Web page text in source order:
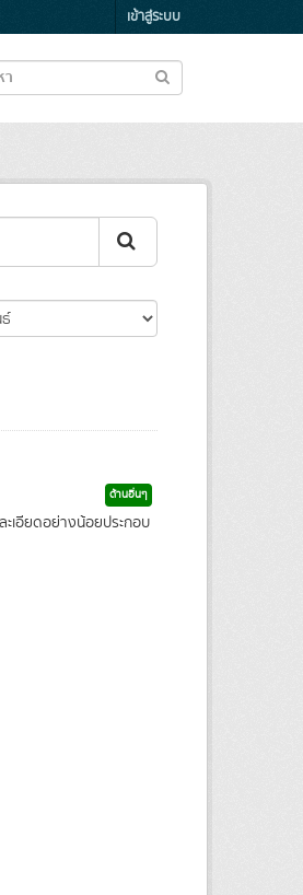
เข้าสู่ระบบ
ด้านอื่นๆ
เอียดอย่างน้อยประกอบ